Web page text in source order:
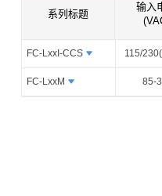
系列标题
输入
FC-LxxI-CCS 115/
FC-LxxM 85-